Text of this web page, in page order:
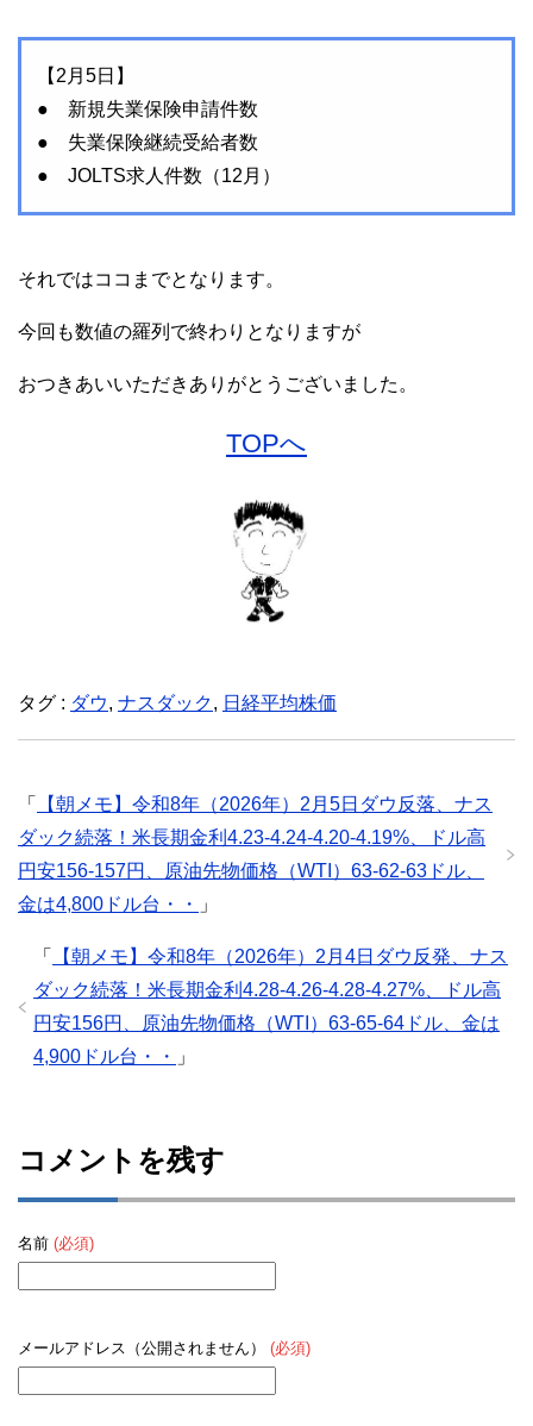
【2月5日】
● 新規失業保険申請件数
● 失業保険継続受給者数
● JOLTS求人件数（12月）
それではココまでとなります。
今回も数値の羅列で終わりとなりますが
おつきあいいただきありがとうございました。
TOPへ
タグ : ダウ, ナスダック, 日経平均株価
「
【朝メモ】令和8年（2026年）2月5日ダウ反落、ナス
ダック続落！米長期金利4.23-4.24-4.20-4.19%、ドル高
円安156-157円、原油先物価格（WTI）63-62-63ドル、
金は4,800ドル台・・
」
「
【朝メモ】令和8年（2026年）2月4日ダウ反発、ナス
ダック続落！米長期金利4.28-4.26-4.28-4.27%、ドル高
円安156円、原油先物価格（WTI）63-65-64ドル、金は
4,900ドル台・・
」
コメントを残す
名前 (必須)
メールアドレス（公開されません） (必須)